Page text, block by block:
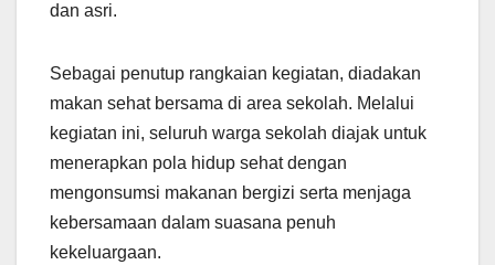
dan asri.
Sebagai penutup rangkaian kegiatan, diadakan
makan sehat bersama di area sekolah. Melalui
kegiatan ini, seluruh warga sekolah diajak untuk
menerapkan pola hidup sehat dengan
mengonsumsi makanan bergizi serta menjaga
kebersamaan dalam suasana penuh
kekeluargaan.